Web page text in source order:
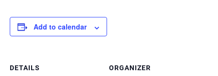
Add to calendar
DETAILS ORGANIZER